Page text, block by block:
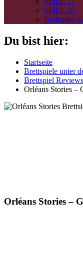
SPIEL 16
Brettspiel-
Du bist hier:
Startseite
Brettspiele unter
Brettspiel Reviews
Orléans Stories –
Orléans Stories –